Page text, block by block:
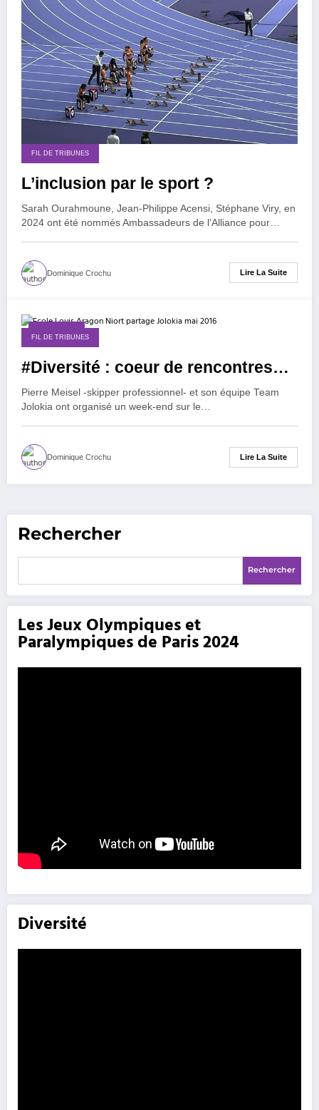
FIL DE TRIBUNES
L’inclusion par le sport ?
Sarah Ourahmoune, Jean-Philippe Acensi, Stéphane Viry, en
2024 ont été nommés Ambassadeurs de l’Alliance pour…
Dominique Crochu Lire La Suite
8 mai 2016
FIL DE TRIBUNES
#Diversité : coeur de rencontres…
Pierre Meisel -skipper professionnel- et son équipe Team
Jolokia ont organisé un week-end sur le…
Dominique Crochu Lire La Suite
Rechercher
Rechercher
Les Jeux Olympiques et
Paralympiques de Paris 2024
Diversité